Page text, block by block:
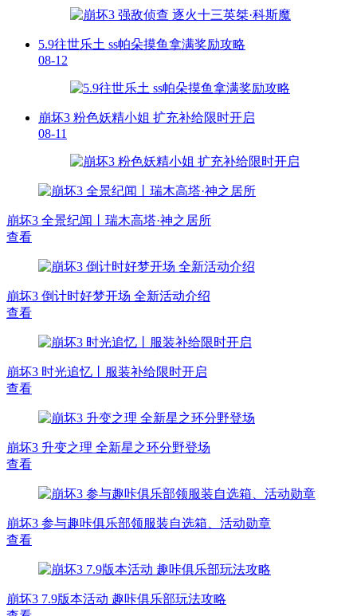
5.9往世乐土 ss帕朵摸鱼拿满奖励攻略
08-12
崩坏3 粉色妖精小姐 扩充补给限时开启
08-11
崩坏3 全景纪闻丨瑞木高塔·神之居所
查看
崩坏3 倒计时好梦开场 全新活动介绍
查看
崩坏3 时光追忆丨服装补给限时开启
查看
崩坏3 升变之理 全新星之环分野登场
查看
崩坏3 参与趣咔俱乐部领服装自选箱、活动勋章
查看
崩坏3 7.9版本活动 趣咔俱乐部玩法攻略